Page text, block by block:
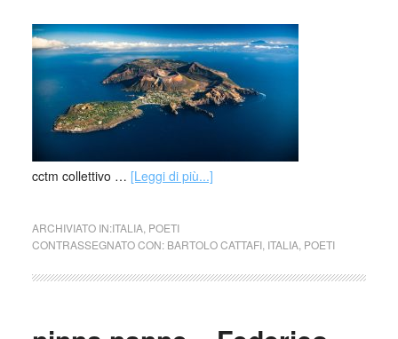
cctm collettivo … [Leggi di più...]
ARCHIVIATO IN:ITALIA, POETI
CONTRASSEGNATO CON: BARTOLO CATTAFI, ITALIA, POETI